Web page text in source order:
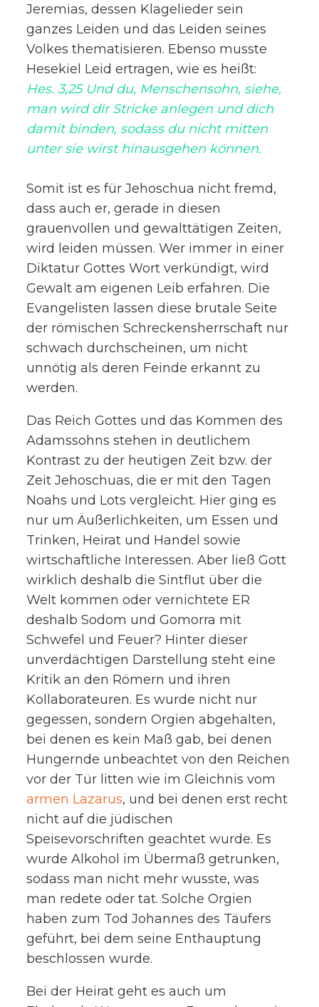
Jeremias, dessen Klagelieder sein
ganzes Leiden und das Leiden seines
Volkes thematisieren. Ebenso musste
Hesekiel Leid ertragen, wie es heißt:
Hes. 3,25 Und du, Menschensohn, siehe,
man wird dir Stricke anlegen und dich
damit binden, sodass du nicht mitten
unter sie wirst hinausgehen können.
Somit ist es für Jehoschua nicht fremd,
dass auch er, gerade in diesen
grauenvollen und gewalttätigen Zeiten,
wird leiden müssen. Wer immer in einer
Diktatur Gottes Wort verkündigt, wird
Gewalt am eigenen Leib erfahren. Die
Evangelisten lassen diese brutale Seite
der römischen Schreckensherrschaft nur
schwach durchscheinen, um nicht
unnötig als deren Feinde erkannt zu
werden.
Das Reich Gottes und das Kommen des
Adamssohns stehen in deutlichem
Kontrast zu der heutigen Zeit bzw. der
Zeit Jehoschuas, die er mit den Tagen
Noahs und Lots vergleicht. Hier ging es
nur um Äußerlichkeiten, um Essen und
Trinken, Heirat und Handel sowie
wirtschaftliche Interessen. Aber ließ Gott
wirklich deshalb die Sintflut über die
Welt kommen oder vernichtete ER
deshalb Sodom und Gomorra mit
Schwefel und Feuer? Hinter dieser
unverdächtigen Darstellung steht eine
Kritik an den Römern und ihren
Kollaborateuren. Es wurde nicht nur
gegessen, sondern Orgien abgehalten,
bei denen es kein Maß gab, bei denen
Hungernde unbeachtet von den Reichen
vor der Tür litten wie im Gleichnis vom
armen Lazarus, und bei denen erst recht
nicht auf die jüdischen
Speisevorschriften geachtet wurde. Es
wurde Alkohol im Übermaß getrunken,
sodass man nicht mehr wusste, was
man redete oder tat. Solche Orgien
haben zum Tod Johannes des Täufers
geführt, bei dem seine Enthauptung
beschlossen wurde.
Bei der Heirat geht es auch um